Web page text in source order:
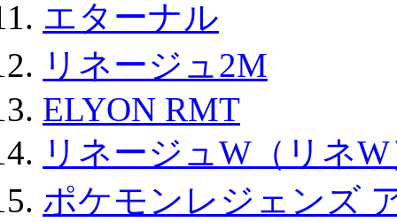
エターナル
リネージュ2M
ELYON RMT
リネージュW（リネ
ポケモンレジェンズ